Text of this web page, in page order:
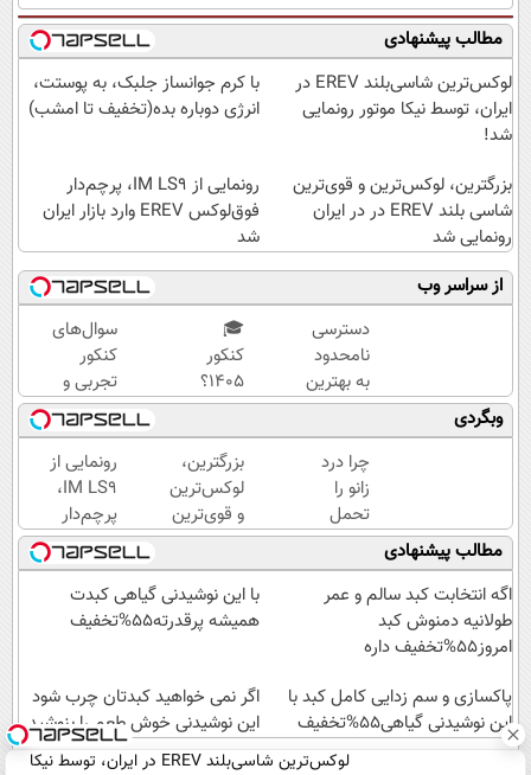
مطالب پیشنهادی
لوکس‌ترین شاسی‌بلند EREV در
ایران، توسط نیکا موتور رونمایی
شد!
با کرم جوانساز جلبک، به پوستت،
انرژی دوباره بده(تخفیف تا امشب)
بزرگترین، لوکس‌ترین و قوی‌ترین
شاسی بلند EREV در در ایران
رونمایی شد
رونمایی از IM LS9، پرچم‌دار
فوق‌لوکس EREV وارد بازار ایران
شد
از سراسر وب
دسترسی
نامحدود
به بهترین
آموزش‌ها
تا روز
کنکور
🎓
کنکور
۱۴۰5؟
ماز
تابستون
و تو یک
هفتع
جمع
میکنه
🏆
سوال‌های
کنکور
تجربی و
ریاضی در
پکیج ماز
وبگردی
چرا درد
زانو را
تحمل
می‌کنی؟
خیلی
ساده
درمانش
بزرگترین،
لوکس‌ترین
و قوی‌ترین
شاسی بلند
EREV در
در ایران
رونمایی
رونمایی از
IM LS9،
پرچم‌دار
فوق‌لوکس
EREV
وارد بازار
ایران شد
مطالب پیشنهادی
اگه انتخابت کبد سالم و عمر
طولانیه دمنوش کبد
امروز55%تخفیف داره
با این نوشیدنی گیاهی کبدت
همیشه پرقدرته55%تخفیف
پاکسازی و سم زدایی کامل کبد با
این نوشیدنی گیاهی55%تخفیف
اگر نمی خواهید کبدتان چرب شود
این نوشیدنی خوش طعم را بنوشید
لوکس‌ترین شاسی‌بلند EREV در ایران، توسط نیکا